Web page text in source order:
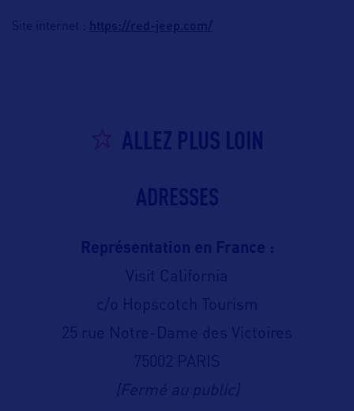
Site internet : https://red-jeep.com/
ALLEZ PLUS LOIN
ADRESSES
Représentation en France :
Visit California
c/o Hopscotch Tourism
25 rue Notre-Dame des Victoires
75002 PARIS
(Fermé au public)